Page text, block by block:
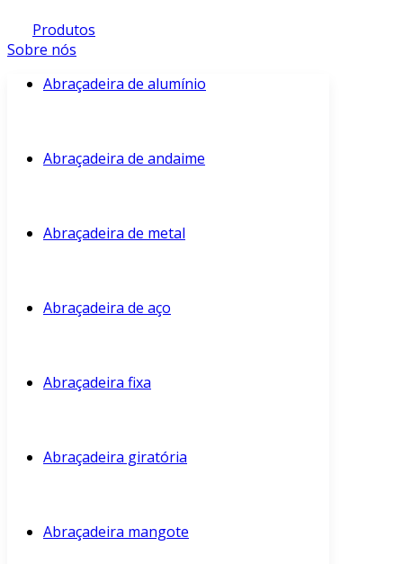
Produtos
Sobre nós
Abraçadeira de alumínio
Abraçadeira de andaime
Abraçadeira de metal
Abraçadeira de aço
Abraçadeira fixa
Abraçadeira giratória
Abraçadeira mangote